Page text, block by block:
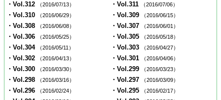
・Vol.312 （2016/07/13） ・Vol.311 （2016/07/06）
・Vol.310 （2016/06/29） ・Vol.309 （2016/06/15）
・Vol.308 （2016/06/08） ・Vol.307 （2016/06/01）
・Vol.306 （2016/05/25） ・Vol.305 （2016/05/18）
・Vol.304 （2016/05/11） ・Vol.303 （2016/04/27）
・Vol.302 （2016/04/13） ・Vol.301 （2016/04/06）
・Vol.300 （2016/03/30） ・Vol.299 （2016/03/23）
・Vol.298 （2016/03/16） ・Vol.297 （2016/03/09）
・Vol.296 （2016/02/24） ・Vol.295 （2016/02/17）